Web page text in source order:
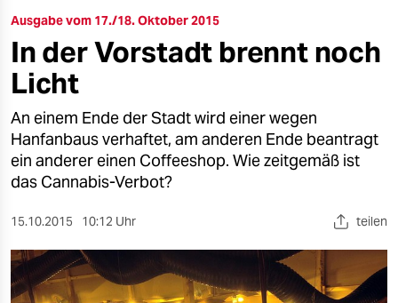
öko
gesellschaft
kultur
sport
berlin
nord
wahrheit
Ausgabe vom 17./18. Oktober 2015
In der Vorstadt brennt noch
Licht
An einem Ende der Stadt wird einer wegen
Hanfanbaus verhaftet, am anderen Ende beantragt
ein anderer einen Coffeeshop. Wie zeitgemäß ist
das Cannabis-Verbot?
15.10.2015 10:12 Uhr teilen